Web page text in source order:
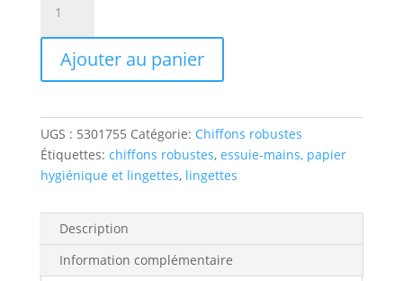
Chiffons
nettoyage
heavy
duty,
1 épaisseur,
blanc,
5 btes/cs
Ajouter au panier
UGS : 5301755 Catégorie: Chiffons robustes
Étiquettes: chiffons robustes, essuie-mains, papier
hygiénique et lingettes, lingettes
Description
Information complémentaire